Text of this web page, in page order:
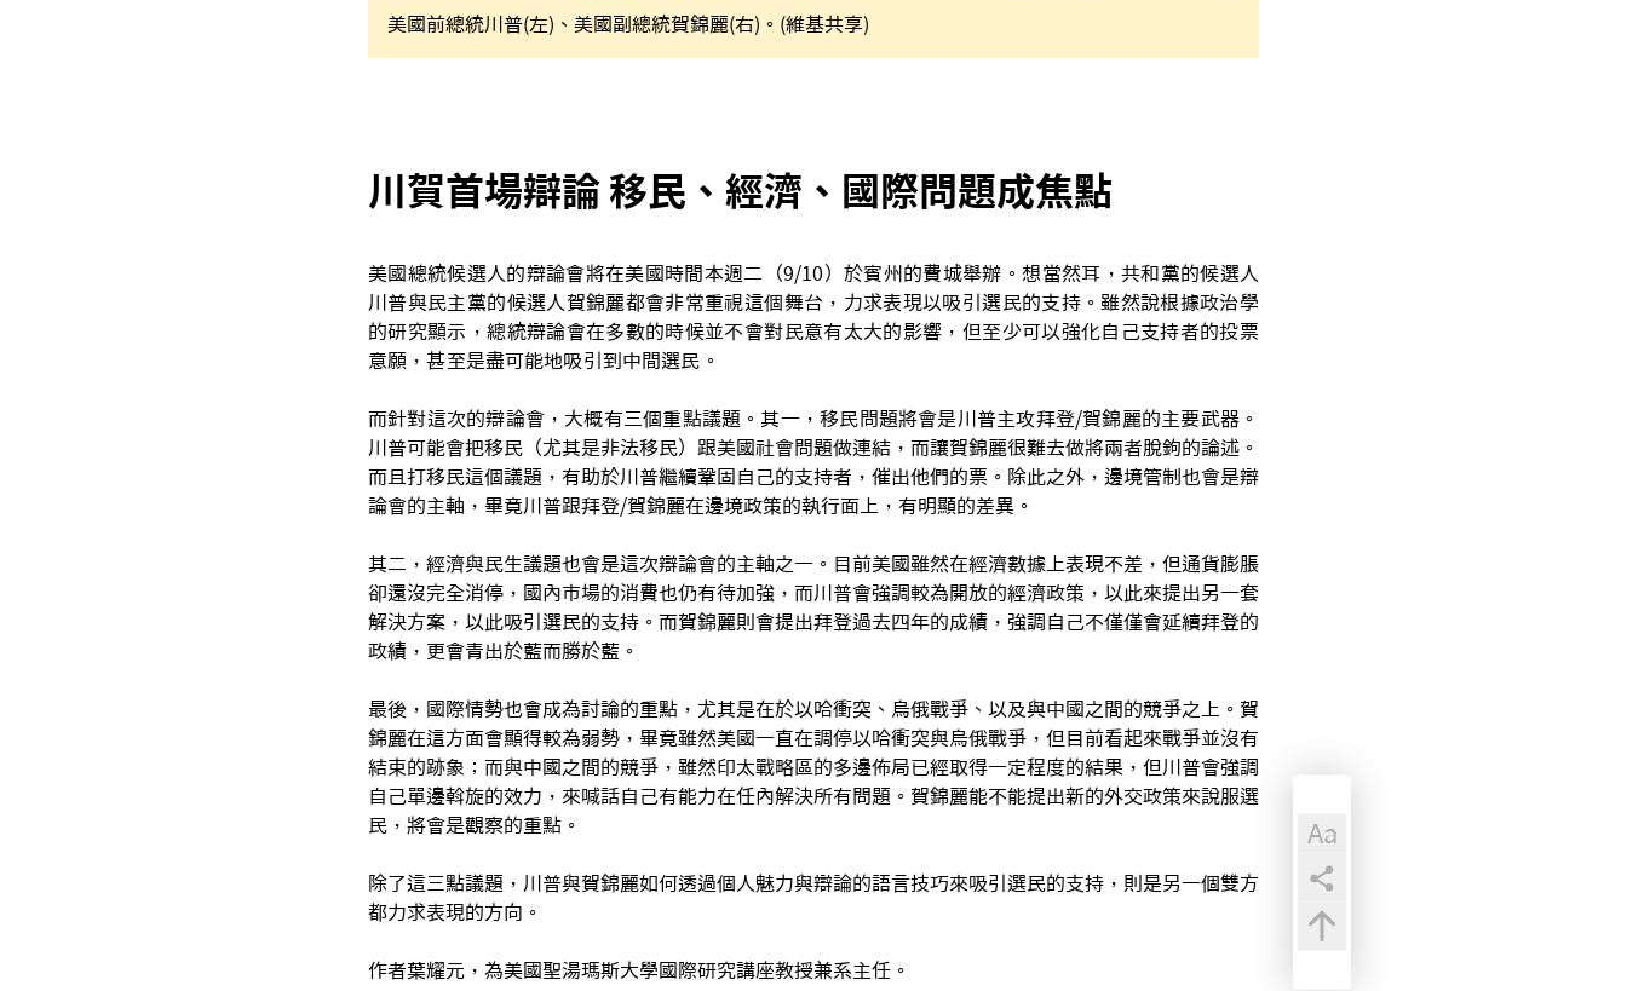
美國前總統川普(左)、美國副總統賀錦麗(右)。(維基共享)
川賀首場辯論 移民、經濟、國際問題成焦點
美國總統候選人的辯論會將在美國時間本週二（9/10）於賓州的費城舉辦。想當然耳，共和黨的候選人
川普與民主黨的候選人賀錦麗都會非常重視這個舞台，力求表現以吸引選民的支持。雖然說根據政治學
的研究顯示，總統辯論會在多數的時候並不會對民意有太大的影響，但至少可以強化自己支持者的投票
意願，甚至是盡可能地吸引到中間選民。
而針對這次的辯論會，大概有三個重點議題。其一，移民問題將會是川普主攻拜登/賀錦麗的主要武器。
川普可能會把移民（尤其是非法移民）跟美國社會問題做連結，而讓賀錦麗很難去做將兩者脫鉤的論述。
而且打移民這個議題，有助於川普繼續鞏固自己的支持者，催出他們的票。除此之外，邊境管制也會是辯
論會的主軸，畢竟川普跟拜登/賀錦麗在邊境政策的執行面上，有明顯的差異。
其二，經濟與民生議題也會是這次辯論會的主軸之一。目前美國雖然在經濟數據上表現不差，但通貨膨脹
卻還沒完全消停，國內市場的消費也仍有待加強，而川普會強調較為開放的經濟政策，以此來提出另一套
解決方案，以此吸引選民的支持。而賀錦麗則會提出拜登過去四年的成績，強調自己不僅僅會延續拜登的
政績，更會青出於藍而勝於藍。
最後，國際情勢也會成為討論的重點，尤其是在於以哈衝突、烏俄戰爭、以及與中國之間的競爭之上。賀
錦麗在這方面會顯得較為弱勢，畢竟雖然美國一直在調停以哈衝突與烏俄戰爭，但目前看起來戰爭並沒有
結束的跡象；而與中國之間的競爭，雖然印太戰略區的多邊佈局已經取得一定程度的結果，但川普會強調
自己單邊斡旋的效力，來喊話自己有能力在任內解決所有問題。賀錦麗能不能提出新的外交政策來說服選
民，將會是觀察的重點。
除了這三點議題，川普與賀錦麗如何透過個人魅力與辯論的語言技巧來吸引選民的支持，則是另一個雙方
都力求表現的方向。
作者葉耀元，為美國聖湯瑪斯大學國際研究講座教授兼系主任。
Aa